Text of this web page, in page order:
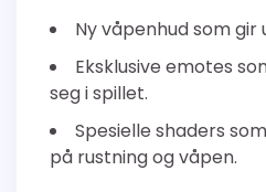
Ny våpenhud som gir
Eksklusive emotes
seg i spillet.
Spesielle shaders
på rustning og våpen.